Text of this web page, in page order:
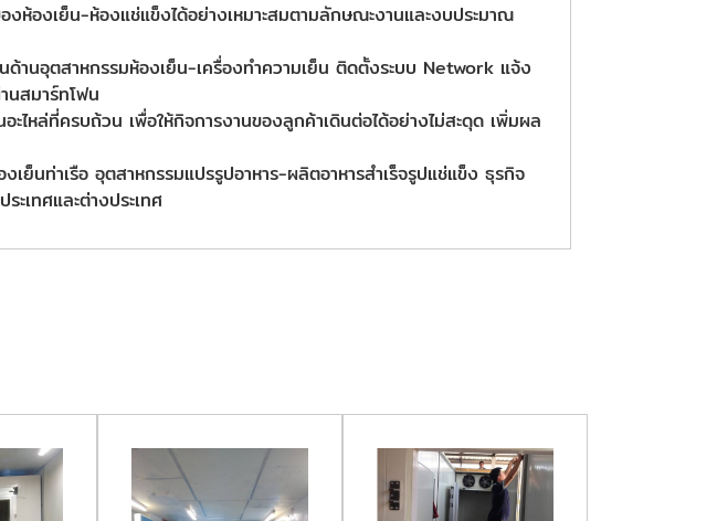
งห้องเย็น-ห้องแช่แข็งได้อย่างเหมาะสมตามลักษณะงานและงบประมาณ
านอุตสาหกรรมห้องเย็น-เครื่องทำความเย็น ติดตั้งระบบ Network แจ้ง
นสมาร์ทโฟน
ไหล่ที่ครบถ้วน เพื่อให้กิจการงานของลูกค้าเดินต่อได้อย่างไม่สะดุด เพิ่มผล
เย็นท่าเรือ อุตสาหกรรมแปรรูปอาหาร-ผลิตอาหารสำเร็จรูปแช่แข็ง ธุรกิจ
เทศและต่างประเทศ